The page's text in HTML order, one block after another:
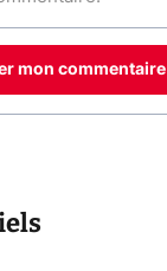
mon commentaire